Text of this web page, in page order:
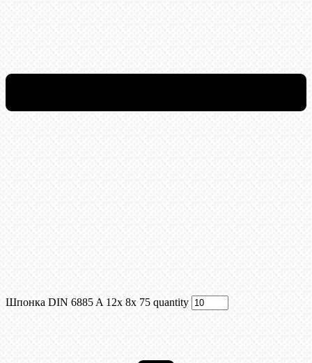
Шпонка DIN 6885 A 12x 8x 75 quantity